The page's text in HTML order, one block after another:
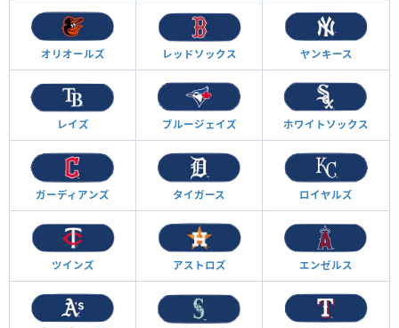
オリオールズ レッドソックス ヤンキース
レイズ ブルージェイズ ホワイトソックス
ガーディアンズ タイガース ロイヤルズ
ツインズ アストロズ エンゼルス